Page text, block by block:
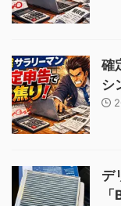
確
シ
デ